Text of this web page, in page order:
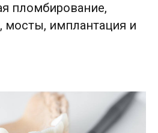
пломбирование,
мосты, имплантация и